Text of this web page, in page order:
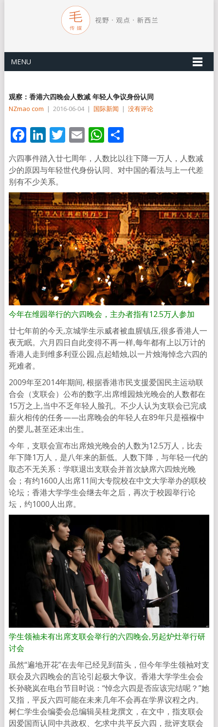
MENU
观察：香港六四晚会人数减 年轻人争议身份认同
NZmao com | 2016-06-04 | 国际新闻 | 没有评论
Facebook
LinkedIn
Twitter
EmailWhatsApp
分
享
六四事件踏入廿七周年，人数比以往下降一万人，人数减
少的原因与年轻世代身份认同、对中国的看法与上一代差
别有不少关系。
今年在维园举行的六四晚会，主办者指有12.5万人参加
廿七年前的今天,京城学生示威者被血腥镇压,很多香港人一
夜无眠。六月四日自此变得不再一样,每年都有上以万计的
香港人走到维多利亚公园,点起蜡烛,以一片烛海悼念六四的
死难者。
2009年至2014年期间, 根据香港市民支援爱国民主运动联
合会（支联会）公布的数字,出席维园烛光晚会的人数都在
15万之上,当中不乏年轻人脸孔。不少人认为支联会已完成
薪火相传的任务——出席晚会的年轻人在89年只是襁褓中
的婴儿,甚至还未出生。
今年，支联会宣布出席烛光晚会的人数为12.5万人，比去
年下降1万人，是八年来的新低。人数下降，与年轻一代的
取态不无关系：学联退出支联会并首次缺席六四烛光晚
会；有约1600人出席11间大专院校在中文大学举办的联校
论坛；香港大学学生会继去年之后，再次于校园举行论
坛，约1000人出席。
学生领袖未有出席支联会举行的六四晚会,另起炉灶举行研
讨会
虽然“遍地开花”在去年已经见到苗头，但今年学生领袖对支
联会及六四晚会的言论引起极大争议。香港大学学生会会
长孙晓岚在电台节目时说：“悼念六四是否应该完结呢？”她
又指，平反六四可能在未来几年不会再在学界议程之内。
树仁学生会编委会总编辑吴桂龙撰文，在文中，指支联会
因爱国而认同中共政权、乞求中共平反六四，批评支联会